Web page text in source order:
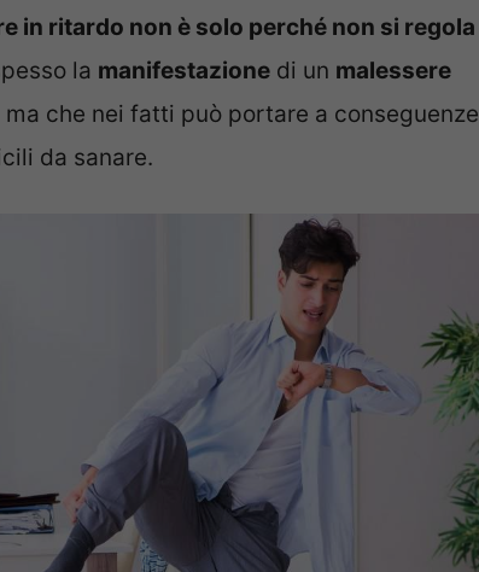
in ritardo non è solo perché non si regola
la manifestazione di un malessere
ma che nei fatti può portare a conseguenze
da sanare.